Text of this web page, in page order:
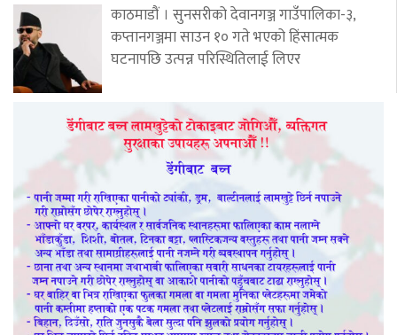
काठमाडौं । सुनसरीको देवानगञ्ज गाउँपालिका-३,
कप्तानगञ्जमा साउन १० गते भएको हिंसात्मक
घटनापछि उत्पन्न परिस्थितिलाई लिएर